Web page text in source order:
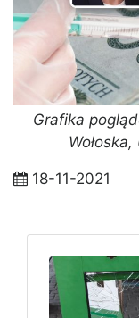
Grafika
18-11-2021